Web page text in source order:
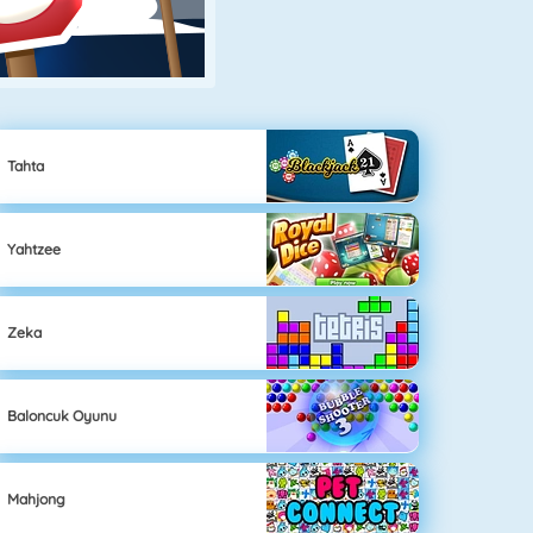
Tahta
Yahtzee
Zeka
Baloncuk Oyunu
Mahjong